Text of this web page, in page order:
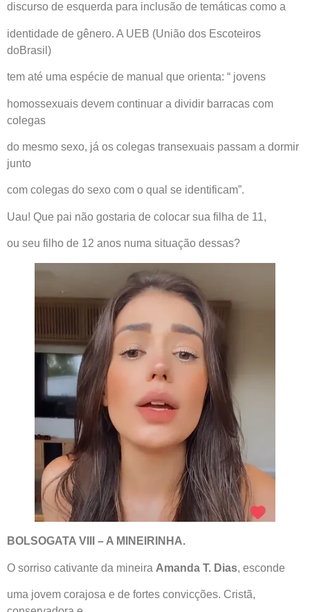
discurso de esquerda para inclusão de temáticas como a
identidade de gênero. A UEB (União dos Escoteiros
doBrasil)
tem até uma espécie de manual que orienta: “ jovens
homossexuais devem continuar a dividir barracas com
colegas
do mesmo sexo, já os colegas transexuais passam a dormir
junto
com colegas do sexo com o qual se identificam”.
Uau! Que pai não gostaria de colocar sua filha de 11,
ou seu filho de 12 anos numa situação dessas?
BOLSOGATA VIII – A MINEIRINHA.
O sorriso cativante da mineira Amanda T. Dias, esconde
uma jovem corajosa e de fortes convicções. Cristã,